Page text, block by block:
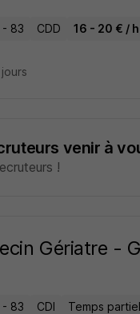
- 83 CDD 16 - 20 € /
venir à
!
Gériatre -
- 83 CDI Temps partiel